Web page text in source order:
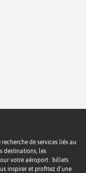
de services liés au
destinations, les
votre aéroport : billets
inspirer et profitez d’une